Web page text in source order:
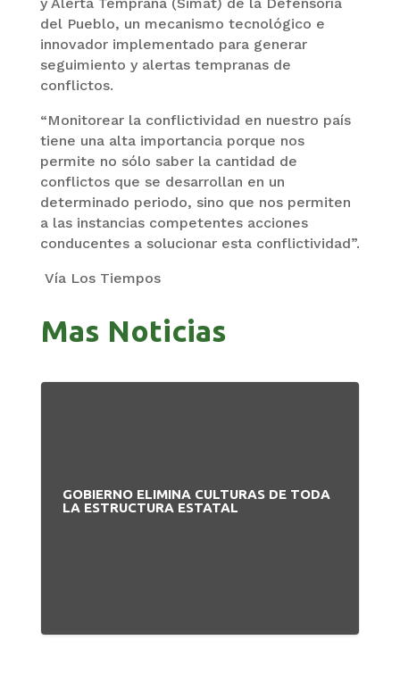
del Pueblo, un mecanismo tecnológico e
innovador implementado para generar
seguimiento y alertas tempranas de
conflictos.
“Monitorear la conflictividad en nuestro país
tiene una alta importancia porque nos
permite no sólo saber la cantidad de
conflictos que se desarrollan en un
determinado periodo, sino que nos permiten
a las instancias competentes acciones
conducentes a solucionar esta conflictividad”.
Vía Los Tiempos
Mas Noticias
GOBIERNO ELIMINA CULTURAS DE TODA
LA ESTRUCTURA ESTATAL